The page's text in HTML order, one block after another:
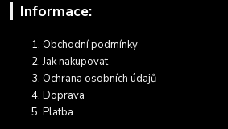
Informace:
Obchodní podmínky
Jak nakupovat
Ochrana osobních údajů
Doprava
Platba